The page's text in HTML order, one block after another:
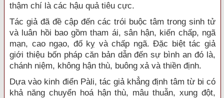
thậm chí là các hậu quả tiêu cực.
Tác giả đã đề cập đến các trói buộc tâm trong sinh tử
và luân hồi bao gồm tham ái, sân hận, kiến chấp, ngã
mạn, cao ngạo, đố kỵ và chấp ngã. Đặc biệt tác giả
giới thiệu bốn pháp căn bản dẫn đến sự bình an đó là,
chánh niệm, không hận thù, buông xả và thiền định.
Dựa vào kinh điển Pàli, tác giả khẳng định tâm từ bi có
khả năng chuyển hoá hận thù, mâu thuẫn, xung đột,